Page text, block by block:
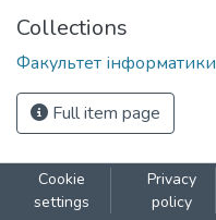
Collections
Факультет інформатики
Full item page
Cookie
settings
Privacy
policy